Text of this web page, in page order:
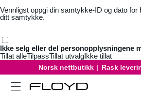
Vennligst oppgi din samtykke-ID og dato for
ditt samtykke.
Ikke selg eller del personopplysningene
Tillat alleTilpassTillat utvalgIkke tillat
Norsk nettbutikk | Rask